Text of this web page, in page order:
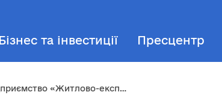
Бізнес та інвестиції Пресцентр
«Житлово-експлуатаційна контора-4»